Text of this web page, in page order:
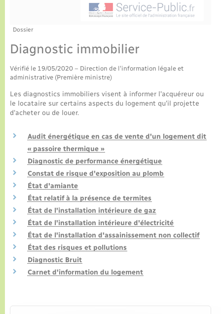
La gazette – Bulletin municipal
Actualités
Agenda
Concessions funéraires
Collecte des déchets
Usages à respecter (bruit, brûlage, élagage)
Sécurité - Prévention
Seniors
Transports
Numérique
Aides à l’habitat
Tourisme
Urbanisme et travaux
Voirie et espace public
Nous contacter
Dossier
Diagnostic immobilier
Vérifié le 19/05/2020 – Direction de l'information légale et
administrative (Première ministre)
Les diagnostics immobiliers visent à informer l'acquéreur ou
le locataire sur certains aspects du logement qu'il projette
d'acheter ou de louer.
Audit énergétique en cas de vente d'un logement dit
« passoire thermique »
Diagnostic de performance énergétique
Constat de risque d'exposition au plomb
État d'amiante
État relatif à la présence de termites
État de l'installation intérieure de gaz
État de l'installation intérieure d'électricité
État de l'installation d'assainissement non collectif
État des risques et pollutions
Diagnostic Bruit
Carnet d'information du logement